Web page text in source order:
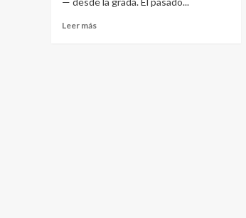
el
Leer más